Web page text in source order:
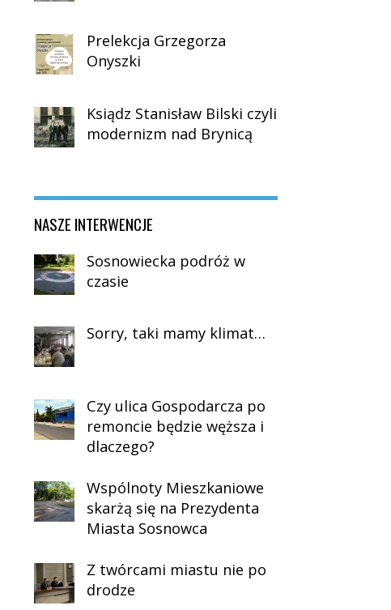
Prelekcja Grzegorza
Onyszki
Ksiądz Stanisław Bilski czyli
modernizm nad Brynicą
NASZE INTERWENCJE
Sosnowiecka podróż w
czasie
Sorry, taki mamy klimat…
Czy ulica Gospodarcza po
remoncie będzie węższa i
dlaczego?
Wspólnoty Mieszkaniowe
skarżą się na Prezydenta
Miasta Sosnowca
Z twórcami miastu nie po
drodze